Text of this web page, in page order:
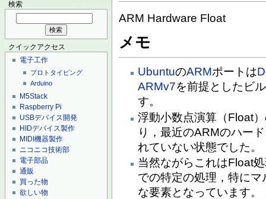
検索
クイックアクセス
電子工作
プロトタイピング
Arduino
M5Stack
Raspberry Pi
USBデバイス開発
HIDデバイス製作
MIDI機器製作
ニコニコ技術部
電子部品
通販
買った物
欲しい物
ARM Hardware Float
メモ
UbuntuのARMポートは
ARMv7を前提としたビ
す。
浮動小数点演算（Float
り，最近のARMのハー
れていない状態でした。
当然ながらこれはFloat
での特定の処理，特に
な要素となっています。